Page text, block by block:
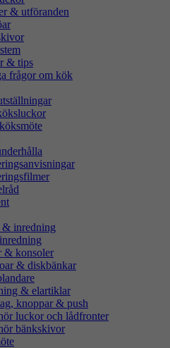
& utföranden
& tips
frågor om kök
inredning
& konsoler
& diskbänkar
& elartiklar
knoppar & push
luckor och lådfronter
bänkskivor